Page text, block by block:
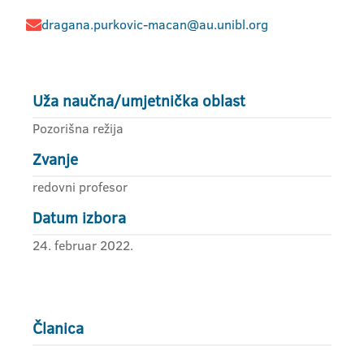
dragana.purkovic-macan@au.unibl.org
Uža naučna/umjetnička oblast
Pozorišna režija
Zvanje
redovni profesor
Datum izbora
24. februar 2022.
Članica